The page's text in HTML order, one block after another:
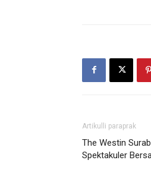
Artikulli paraprak
The Westin
Spektakuler